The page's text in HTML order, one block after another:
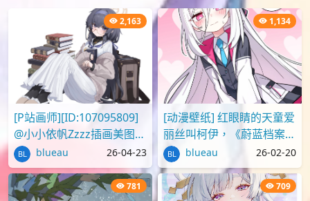
2,163
[P站画师][ID:107095809]
@小小依帆Zzzz插画美图作
品推荐blueau 26-04-23
1,134
[动漫壁纸] 红眼睛的天童爱
丽丝叫柯伊，《蔚蓝档案》
壁纸图片分享
blueau 26-02-20
781 709